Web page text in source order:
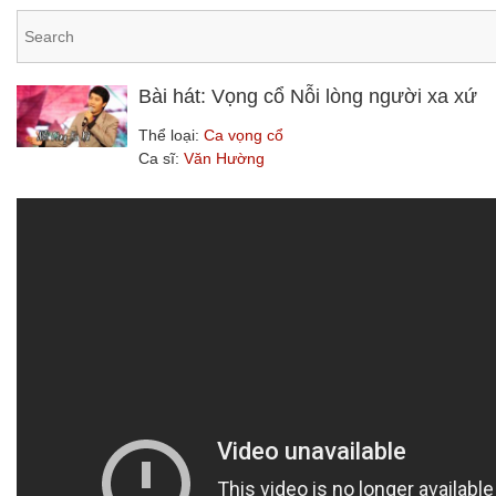
Bài hát: Vọng cổ Nỗi lòng người xa xứ
Thể loại:Ca vọng cổ
Ca sĩ:Văn Hường